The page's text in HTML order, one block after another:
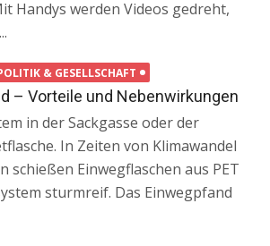
Handys werden Videos gedreht,
& GESELLSCHAFT
– Vorteile und Nebenwirkungen
in der Sackgasse oder der
In Zeiten von Klimawandel
schießen Einwegflaschen aus PET
sturmreif. Das Einwegpfand